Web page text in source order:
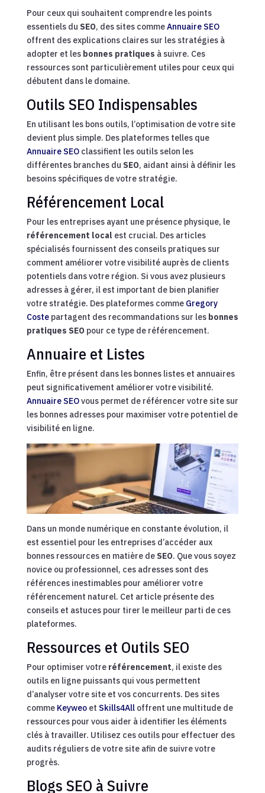
Pour ceux qui souhaitent comprendre les points
essentiels du SEO, des sites commeAnnuaire SEO
offrent des explications claires sur les stratégies à
adopter et les bonnes pratiques à suivre. Ces
ressources sont particulièrement utiles pour ceux qui
débutent dans le domaine.
Outils SEO Indispensables
En utilisant les bons outils, l’optimisation de votre site
devient plus simple. Des plateformes telles que
Annuaire SEOclassifient les outils selon les
différentes branches du SEO, aidant ainsi à définir les
besoins spécifiques de votre stratégie.
Référencement Local
Pour les entreprises ayant une présence physique, le
référencement local est crucial. Des articles
spécialisés fournissent des conseils pratiques sur
comment améliorer votre visibilité auprès de clients
potentiels dans votre région. Si vous avez plusieurs
adresses à gérer, il est important de bien planifier
votre stratégie. Des plateformes comme Gregory
Costepartagent des recommandations sur les bonnes
pratiques SEO pour ce type de référencement.
Annuaire et Listes
Enfin, être présent dans les bonnes listes et annuaires
peut significativement améliorer votre visibilité.
Annuaire SEOvous permet de référencer votre site sur
les bonnes adresses pour maximiser votre potentiel de
visibilité en ligne.
Dans un monde numérique en constante évolution, il
est essentiel pour les entreprises d’accéder aux
bonnes ressources en matière de SEO. Que vous soyez
novice ou professionnel, ces adresses sont des
références inestimables pour améliorer votre
référencement naturel. Cet article présente des
conseils et astuces pour tirer le meilleur parti de ces
plateformes.
Ressources et Outils SEO
Pour optimiser votre référencement, il existe des
outils en ligne puissants qui vous permettent
d’analyser votre site et vos concurrents. Des sites
comme Keyweoet Skills4Alloffrent une multitude de
ressources pour vous aider à identifier les éléments
clés à travailler. Utilisez ces outils pour effectuer des
audits réguliers de votre site afin de suivre votre
progrès.
Blogs SEO à Suivre